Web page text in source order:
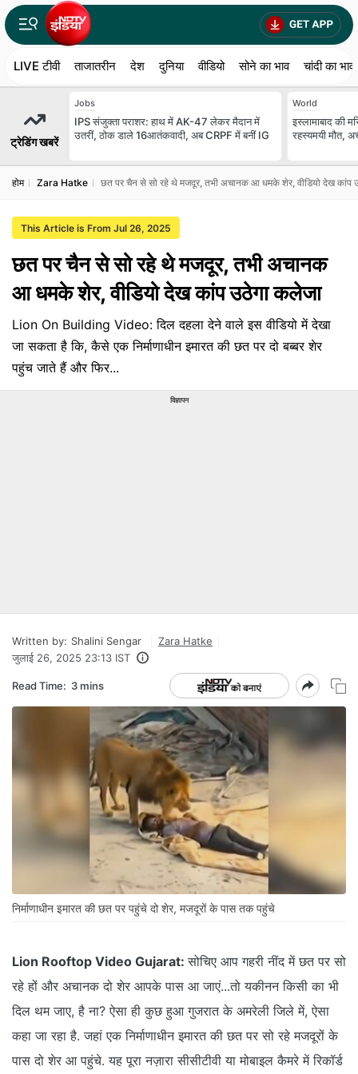
LIVE टीवी ताजातरीन देश दुनिया वीडियो सोने का भाव चांदी का भाव
ट्रेडिंग खबरें
Jobs
IPS संजुक्ता पराशर: हाथ में AK-47 लेकर मैदान में
उतरीं, ठोक डाले 16आतंकवादी, अब CRPF में बनीं IG
World
इस्लामाबाद की
रहस्यमयी मौत,
होम Zara Hatke छत पर चैन से सो रहे थे मजदूर, तभी अचानक आ धमके शेर, वीडियो देख कांप
This Article is From Jul 26, 2025
छत पर चैन से सो रहे थे मजदूर, तभी अचानक
आ धमके शेर, वीडियो देख कांप उठेगा कलेजा
Lion On Building Video: दिल दहला देने वाले इस वीडियो में देखा
जा सकता है कि, कैसे एक निर्माणाधीन इमारत की छत पर दो बब्बर शेर
पहुंच जाते हैं और फिर...
विज्ञापन
Written by: Shalini Sengar
Zara Hatke
जुलाई 26, 2025 23:13 IST
Read Time: 3 mins
निर्माणाधीन इमारत की छत पर पहुंचे दो शेर, मजदूरों के पास तक पहुंचे
Lion Rooftop Video Gujarat:सोचिए आप गहरी नींद में छत पर सो
रहे हों और अचानक दो शेर आपके पास आ जाएं...तो यकीनन किसी का भी
दिल थम जाए, है ना? ऐसा ही कुछ हुआ गुजरात के अमरेली जिले में, ऐसा
कहा जा रहा है. जहां एक निर्माणाधीन इमारत की छत पर सो रहे मजदूरों के
पास दो शेर आ पहुंचे. यह पूरा नज़ारा सीसीटीवी या मोबाइल कैमरे में रिकॉर्ड